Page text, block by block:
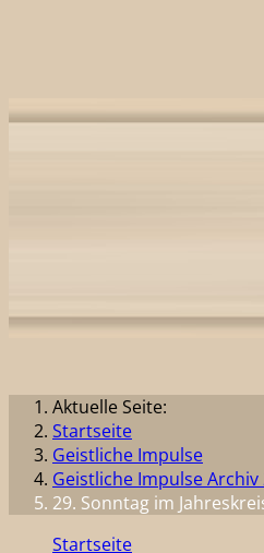
Aktuelle Seite:
Startseite
Geistliche Impulse
Geistliche Impulse Archiv
29. Sonntag im
Startseite